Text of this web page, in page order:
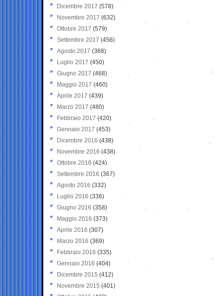
Dicembre 2017 (578)
Novembre 2017 (632)
Ottobre 2017 (579)
Settembre 2017 (456)
Agosto 2017 (368)
Luglio 2017 (450)
Giugno 2017 (468)
Maggio 2017 (460)
Aprile 2017 (439)
Marzo 2017 (480)
Febbraio 2017 (420)
Gennaio 2017 (453)
Dicembre 2016 (438)
Novembre 2016 (438)
Ottobre 2016 (424)
Settembre 2016 (367)
Agosto 2016 (332)
Luglio 2016 (336)
Giugno 2016 (358)
Maggio 2016 (373)
Aprile 2016 (307)
Marzo 2016 (369)
Febbraio 2016 (335)
Gennaio 2016 (404)
Dicembre 2015 (412)
Novembre 2015 (401)